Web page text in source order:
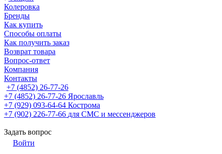
Колеровка
Бренды
Как купить
Способы оплаты
Как получить заказ
Возврат товара
Вопрос-ответ
Компания
Контакты
+7 (4852) 26-77-26
+7 (4852) 26-77-26 Ярославль
+7 (929) 093-64-64 Кострома
+7 (902) 226-77-66 для СМС и мессенджеров
Задать вопрос
Войти